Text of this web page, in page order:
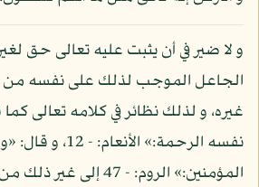
و لا ضير في أن يثبت عليه تعالى حق
الجاعل الموجب لذلك على نفسه من
غيره، و لذلك نظائر في كلامه تعالى
نفسه الرحمة:»
المؤمنين:» الروم: - 47 إلى غير ذلك من الآيات.